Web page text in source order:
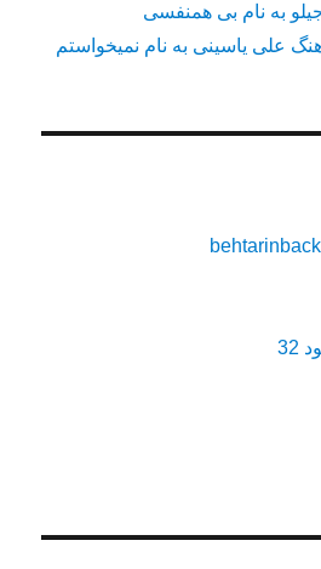
به نام بی همنفسی
علی یاسینی به نام نمیخواستم